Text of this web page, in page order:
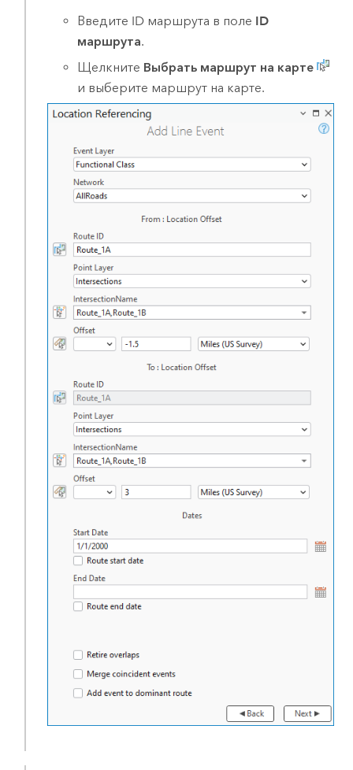
Введите ID маршрута в поле ID
маршрута.
Щелкните Выбрать маршрут на карте
и выберите маршрут на карте.